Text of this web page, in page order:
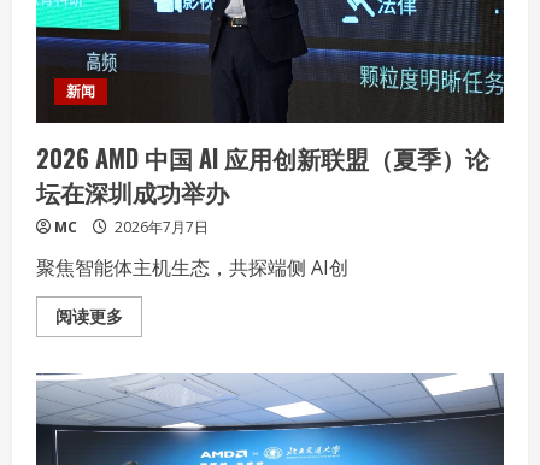
MAX&VT3s
AIR
MAX
戏
标
新闻
2026 AMD 中国 AI 应用创新联盟（夏季）论
坛在深圳成功举办
MC 2026年7月7日
聚焦智能体主机生态，共探端侧 AI创
阅读更多Read
more
AMD
中
国
AI
应